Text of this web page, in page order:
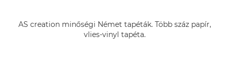
AS creation minőségi Német tapéták. Több száz papír,
vlies-vinyl tapéta.